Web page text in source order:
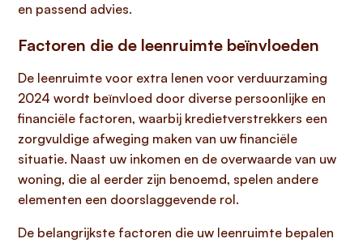
en passend advies.
Factoren die de leenruimte beïnvloeden
De leenruimte voor extra lenen voor verduurzaming
2024 wordt beïnvloed door diverse persoonlijke en
financiële factoren, waarbij kredietverstrekkers een
zorgvuldige afweging maken van uw financiële
situatie. Naast uw inkomen en de overwaarde van uw
woning, die al eerder zijn benoemd, spelen andere
elementen een doorslaggevende rol.
De belangrijkste factoren die uw leenruimte bepalen